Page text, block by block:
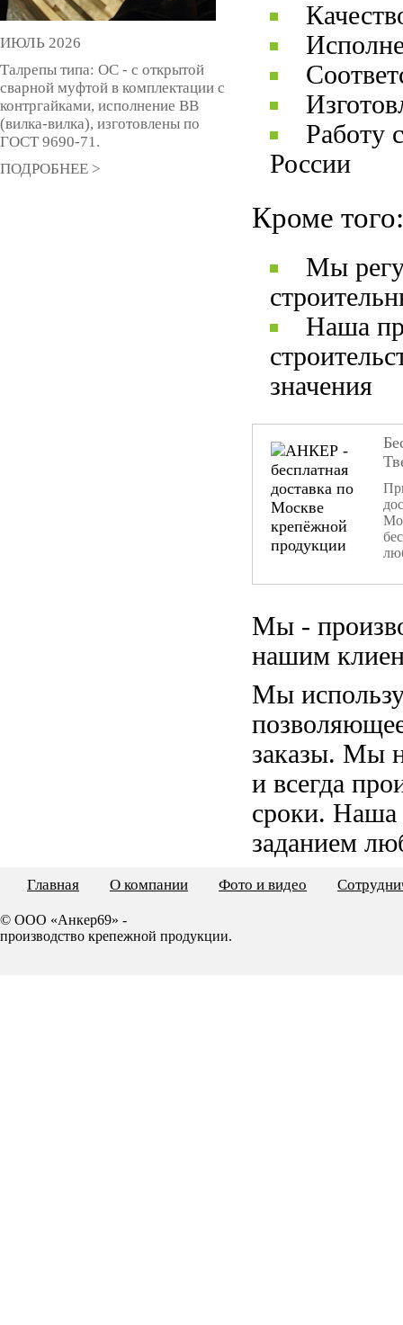
Работу
России
Кроме того:
Мы
Наша
значения
Мы -
нашим
Мы
заказы. Мы
и всегда
сроки. Наша
заданием
ИЮЛЬ 2026
Талрепы типа: ОС - с открытой
сварной муфтой в комплектации с
контргайками, исполнение ВВ
(вилка-вилка), изготовлены по
ГОСТ 9690-71.
ПОДРОБНЕЕ >
Главная О компании Фото и видео
© ООО «Анкер69» -
производство крепежной продукции.